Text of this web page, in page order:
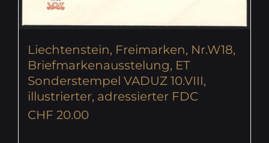
Liechtenstein, Freimarken, Nr.W18,
Briefmarkenausstelung, ET
Sonderstempel VADUZ 10.VIII,
illustrierter, adressierter FDC
CHF 20.00